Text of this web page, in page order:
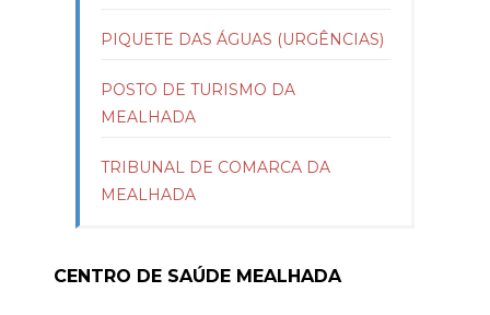
PIQUETE DAS ÁGUAS (URGÊNCIAS)
POSTO DE TURISMO DA
MEALHADA
TRIBUNAL DE COMARCA DA
MEALHADA
CENTRO DE SAÚDE MEALHADA